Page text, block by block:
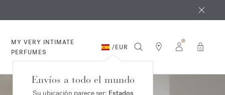
MY VERY INTIMATE
PERFUMES
/EUR 0
Envíos a todo el mundo